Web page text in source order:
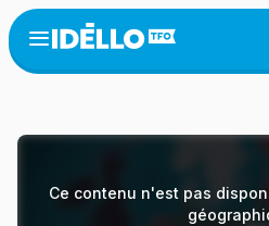
Aller
au
contenu
Open
menu
Ce contenu n'est pas